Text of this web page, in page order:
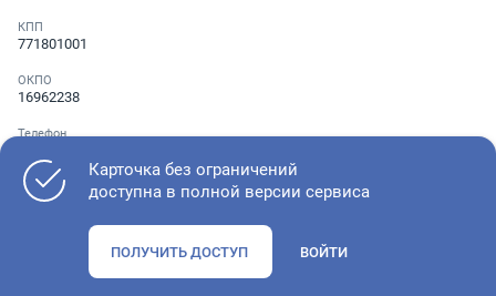
КПП
771801001
ОКПО
16962238
Телефон
Как оценить состояние компании
Карточка без ограничений
доступна в полной версии сервиса
ПОЛУЧИТЬ ДОСТУП ВОЙТИ